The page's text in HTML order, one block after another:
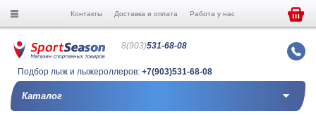
Контакты Доставка и оплата Работа у нас
8(903)531-68-08
Подбор лыж и лыжероллеров: +7(903)531-68-08
Каталог